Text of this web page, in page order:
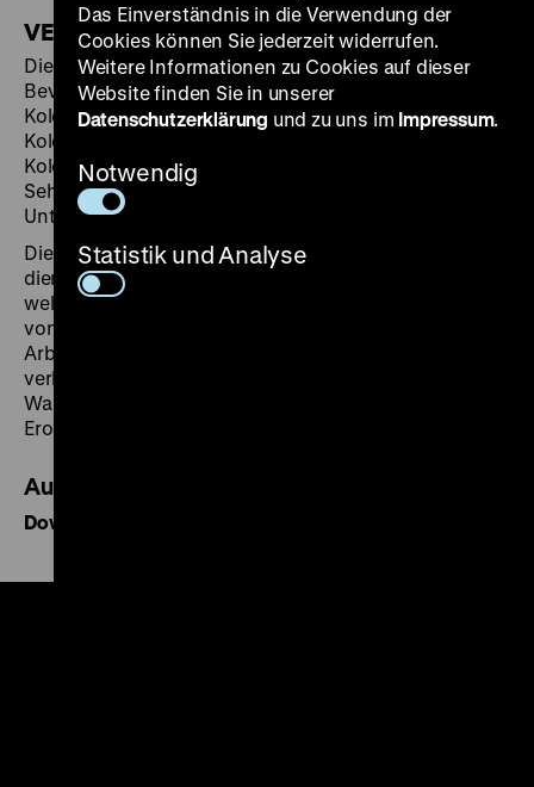
VERPACKUNG "SAMOA-VEILCHEN"
Die Verankerung des kolonialen Projekts in breiteren
Bevölkerungsschichten hatte sich bereits früh in
Kolonialausstellungen, Völkerschauen,
Kolonialwarenläden, Zeitschriften und
Kolonialromanen manifestiert, aber auch in kolonialen
Sehnsüchten und Begierden, in Exotismus und
Unterwerfungsfantasien.
Die Verpackung mit der Aufschrift "Samoa-Veilchen"
diente wahrscheinlich zur Aufbewahrung von Seife(n),
welche in Kolonialwarenläden verkauft wurde. Hüllen
von "Kolonialwaren" beschönigten die koloniale
Arbeitsteilung mit beschaulichen Exotismen und
verbreiteten rassistische Stereotype. Werbung und
Warengestaltung trugen Motive kolonialer
Eroberungen bis in die private Sphäre.
Audioquelle
Download MP3
Das Einverständnis in die Verwendung der
Cookies können Sie jederzeit widerrufen.
Weitere Informationen zu Cookies auf dieser
Website finden Sie in unserer
Datenschutzerklärung und zu uns im Impressum.
Notwendig
Statistik und Analyse